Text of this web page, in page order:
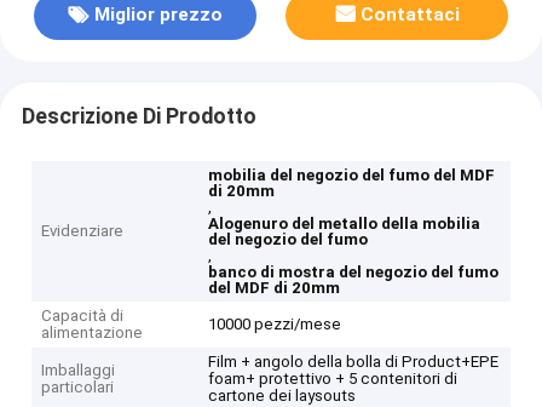
Miglior prezzo Contattaci
Descrizione Di Prodotto
Evidenziare
mobilia del negozio del fumo del MDF
di 20mm
,
Alogenuro del metallo della mobilia
del negozio del fumo
,
banco di mostra del negozio del fumo
del MDF di 20mm
Capacità di
alimentazione
10000 pezzi/mese
Imballaggi
particolari
Film + angolo della bolla di Product+EPE
foam+ protettivo + 5 contenitori di
cartone dei laysouts